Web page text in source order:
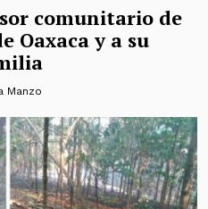
comunitario de
Oaxaca y a su
Manzo